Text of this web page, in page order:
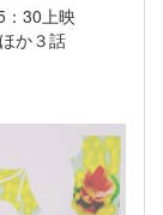
30上映
か３話